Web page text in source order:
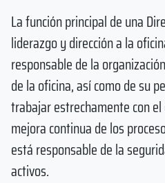
La función principal de una
liderazgo y dirección a la
responsable de la
de la oficina, así como de su
trabajar estrechamente con
mejora continua de los
está responsable de la
activos.